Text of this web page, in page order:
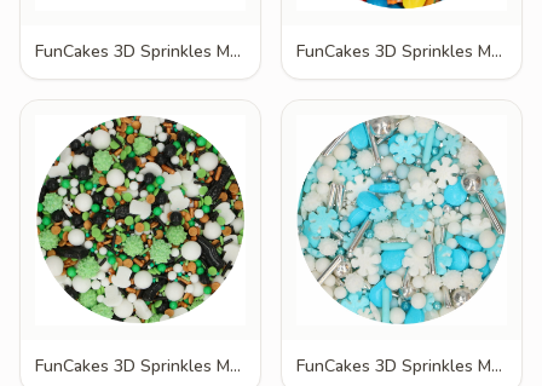
FunCakes 3D Sprinkles Medley Dino Dream 70g FunCakes 3D Sprinkles Medley Fødselsdag Bash 70g
FunCakes 3D Sprinkles Medley Football Fever 70g FunCakes 3D Sprinkles Medley Frosty Winters 70g